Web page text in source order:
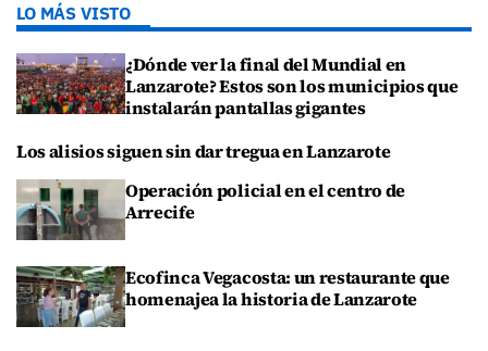
LO MÁS VISTO
¿Dónde ver la final del Mundial en
Lanzarote? Estos son los municipios que
instalarán pantallas gigantes
Los alisios siguen sin dar tregua en Lanzarote
Operación policial en el centro de
Arrecife
Ecofinca Vegacosta: un restaurante que
homenajea la historia de Lanzarote